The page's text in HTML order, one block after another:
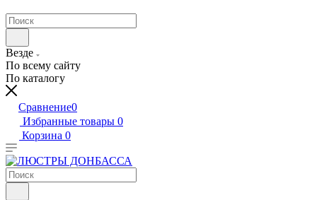
Везде
По всему сайту
По каталогу
Сравнение0
Избранные товары 0
Корзина 0